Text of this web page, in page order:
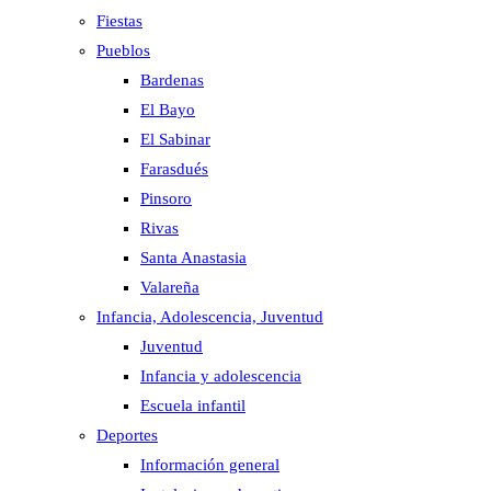
Fiestas
Pueblos
Bardenas
El Bayo
El Sabinar
Farasdués
Pinsoro
Rivas
Santa Anastasia
Valareña
Infancia, Adolescencia, Juventud
Juventud
Infancia y adolescencia
Escuela infantil
Deportes
Información general